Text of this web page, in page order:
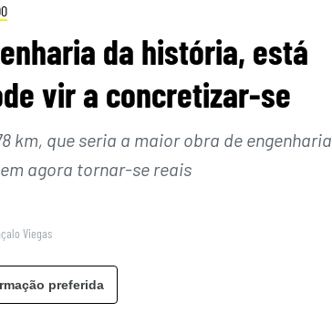
da história, está
vir a concretizar-se
km, que seria a maior obra de engenharia
agora tornar-se reais
Viegas
preferida